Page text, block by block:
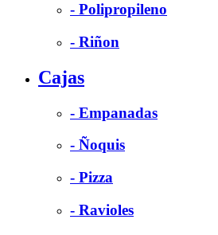
- Polipropileno
- Riñon
Cajas
- Empanadas
- Ñoquis
- Pizza
- Ravioles